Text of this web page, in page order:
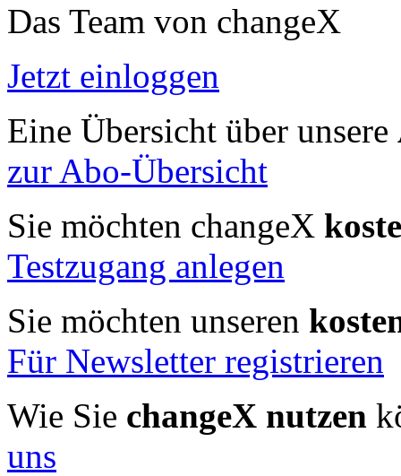
Das Team von changeX
Jetzt einloggen
Eine Übersicht über unsere
zur Abo-Übersicht
Sie möchten changeX
Testzugang anlegen
Sie möchten unseren
Für Newsletter registrieren
Wie Sie changeX nutzen
uns